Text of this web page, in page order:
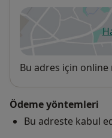
Uygunluk
Bu adres için
Ödeme yöntemleri
Bu adreste kabul